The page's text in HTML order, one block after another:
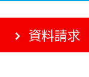
資料請求